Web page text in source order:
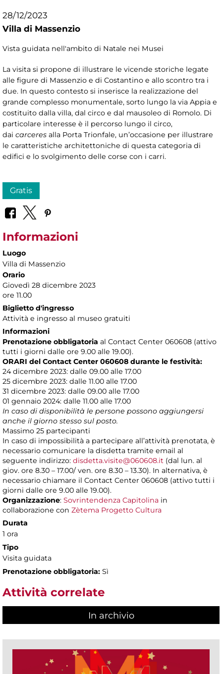
28/12/2023
Villa di Massenzio
Vista guidata nell'ambito di Natale nei Musei
La visita si propone di illustrare le vicende storiche legate
alle figure di Massenzio e di Costantino e allo scontro tra i
due. In questo contesto si inserisce la realizzazione del
grande complesso monumentale, sorto lungo la via Appia e
costituito dalla villa, dal circo e dal mausoleo di Romolo. Di
particolare interesse è il percorso lungo il circo,
dai carceres alla Porta Trionfale, un’occasione per illustrare
le caratteristiche architettoniche di questa categoria di
edifici e lo svolgimento delle corse con i carri.
Gratis
Informazioni
Luogo
Villa di Massenzio
Orario
Giovedì 28 dicembre 2023
ore 11.00
Biglietto d'ingresso
Attività e ingresso al museo gratuiti
Informazioni
Prenotazione obbligatoria al Contact Center 060608 (attivo
tutti i giorni dalle ore 9.00 alle 19.00).
ORARI del Contact Center 060608 durante le festività:
24 dicembre 2023: dalle 09.00 alle 17.00
25 dicembre 2023: dalle 11.00 alle 17.00
31 dicembre 2023: dalle 09.00 alle 17.00
01 gennaio 2024: dalle 11.00 alle 17.00
In caso di disponibilità le persone possono aggiungersi
anche il giorno stesso sul posto.
Massimo 25 partecipanti
In caso di impossibilità a partecipare all’attività prenotata, è
necessario comunicare la disdetta tramite email al
seguente indirizzo: disdetta.visite@060608.it (dal lun. al
giov. ore 8.30 – 17.00/ ven. ore 8.30 – 13.30). In alternativa, è
necessario chiamare il Contact Center 060608 (attivo tutti i
giorni dalle ore 9.00 alle 19.00).
Organizzazione: Sovrintendenza Capitolina in
collaborazione con Zètema Progetto Cultura
Durata
1 ora
Tipo
Visita guidata
Prenotazione obbligatoria: Sì
Attività correlate
In archivio